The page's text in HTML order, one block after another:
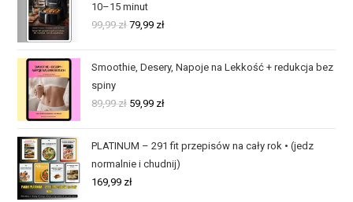
10–15 minut
99,99zł 79,99 zł
Smoothie, Desery, Napoje na Lekkość + redukcja bez
spiny
89,99zł 59,99 zł
PLATINUM – 291 fit przepisów na cały rok • (jedz
normalnie i chudnij)
169,99 zł